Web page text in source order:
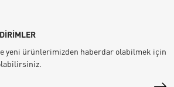
yeni ürünlerimizden haberdar olabilmek için